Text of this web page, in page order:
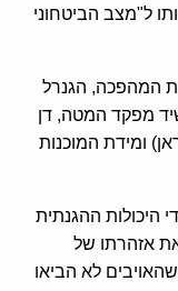
ל"מצב הביטחוני
המהפכה, הגנרל
מפקד המטה, דן
ומידת המוכנות
היכולות ההגנתית
אזהרתו של
לא הביאו